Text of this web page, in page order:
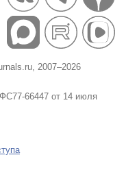
2007–2026
66447 от 14 июля